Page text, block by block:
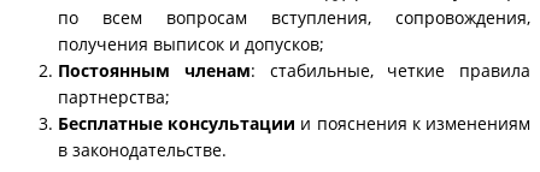
по всем вопросам вступления, сопровождения,
получения выписок и допусков;
Постоянным членам: стабильные, четкие правила
партнерства;
Бесплатные консультации и пояснения к изменениям
в законодательстве.